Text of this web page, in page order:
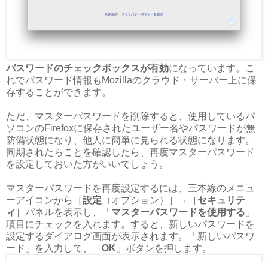
パスワードのチェックボックスが有効になっています。こ
れでパスワード情報もMozillaのクラウド・サーバー上に保
存することができます。
ただ、マスターパスワードを削除すると、使用しているパ
ソコンのFirefoxに保存されたユーザー名やパスワードが無
防備状態になり、他人に簡単に見られる状態になります。
同期されたらことを確認したら、再度マスターパスワード
を設定しておいた方がいいでしょう。
マスターパスワードを再度設定するには、三本線のメニュ
ーアイコンから［設定 （オプション）］→［セキュリテ
ィ ］パネルを表示し、「 マスターパスワードを使用する 」
項目にチェックを入れます。すると、新しいパスワードを
設定するダイアログ画面が表示されます。「新しいパスワ
ード」を入力して、「 OK 」ボタンを押します。